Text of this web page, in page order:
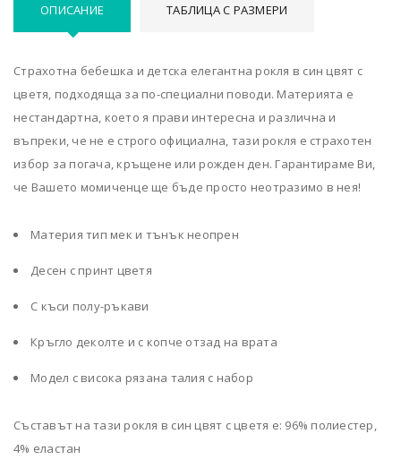
ОПИСАНИЕ ТАБЛИЦА С РАЗМЕРИ
Страхотна бебешка и детска елегантна рокля в син цвят с
цветя, подходяща за по-специални поводи. Материята е
нестандартна, което я прави интересна и различна и
въпреки, че не е строго официална, тази рокля е страхотен
избор за погача, кръщене или рожден ден. Гарантираме Ви,
че Вашето момиченце ще бъде просто неотразимо в нея!
Материя тип мек и тънък неопрен
Десен с принт цветя
С къси полу-ръкави
Кръгло деколте и с копче отзад на врата
Модел с висока рязана талия с набор
Съставът на тази рокля в син цвят с цветя е: 96% полиестер,
4% еластан